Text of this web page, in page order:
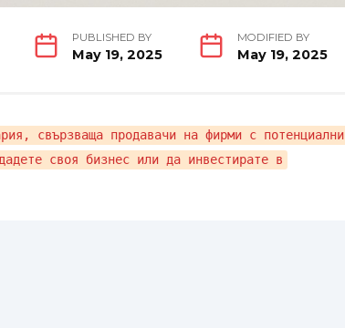
PUBLISHED BY
May 19, 2025
MODIFIED BY
May 19, 2025
свързваща продавачи на фирми с потенциални
своя бизнес или да инвестирате в